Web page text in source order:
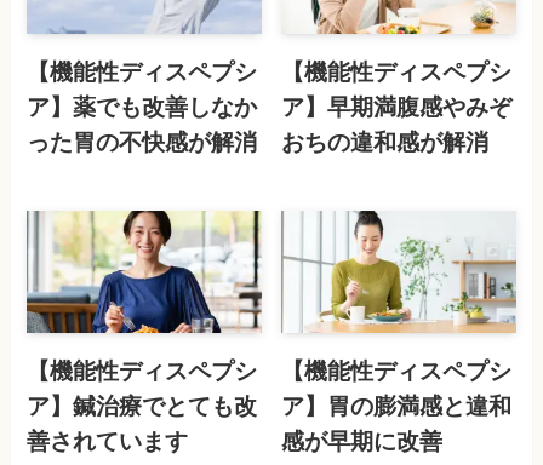
【機能性ディスペプシ
ア】薬でも改善しなか
った胃の不快感が解消
【機能性ディスペプシ
ア】早期満腹感やみぞ
おちの違和感が解消
【機能性ディスペプシ
ア】鍼治療でとても改
善されています
【機能性ディスペプシ
ア】胃の膨満感と違和
感が早期に改善